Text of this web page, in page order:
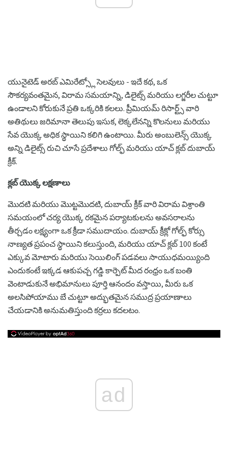
యునైటెడ్ అరబ్ ఎమిరేట్స్లో సెలవులు - ఇదే కథ, ఒక
సౌకర్యవంతమైన, విరామ సమయాన్ని, డిలైట్స్ మరియు లగ్జరీల చుట్టూ
ఉండాలని కోరుకునే ప్రతి ఒక్కరికి కలలు. ప్రీమియమ్ రిసార్ట్స్ వారి
అతిథులు జరిమానా తెలుపు ఇసుక, లెక్కలేనన్ని కొలనులు మరియు
సేవ యొక్క అధిక స్థాయిని కలిగి ఉంటాయి. మీరు అంబులెన్స్ యొక్క
అన్ని డిలైట్స్ రుచి చూసే ప్రదేశాలు గోల్ఫ్ మరియు యాచ్ క్లబ్ దుబాయ్
క్రీక్.
క్లబ్ యొక్క లక్షణాలు
మొదటి మరియు మొట్టమొదటి, దుబాయ్ క్రీక్ వారి విరామ విశ్రాంతి
సమయంలో చర్య యొక్క రకమైన పర్యాటకులను అవసరాలను
తీర్చడం లక్ష్యంగా ఒక క్రీడా సముదాయం. దుబాయ్ క్రీక్లో గోల్ఫ్ కోర్సు
నాణ్యత ప్రపంచ స్థాయిని కలుస్తుంది, మరియు యాచ్ క్లబ్ 100 కంటే
ఎక్కువ మోటారు మరియు సెయిలింగ్ పడవలు సాయుధమయ్యింది
ఎందుకంటే ఇక్కడ ఆకుపచ్చ గడ్డి కార్పెట్ మీద రంధ్రం ఒక బంతి
వెంటాడుకునే అభిమానులు పూర్తి ఆనందం వస్తాయి, మీరు ఒక
అలసిపోయాము బే చుట్టూ అద్భుతమైన సముద్ర ప్రయాణాలు
చేయడానికి అనుమతిస్తుంది కర్రలు కదలటం.
ad